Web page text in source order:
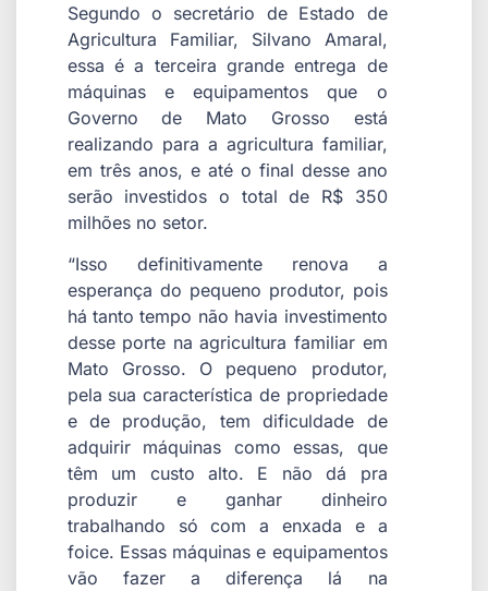
Segundo o secretário de Estado de
Agricultura Familiar, Silvano Amaral,
essa é a terceira grande entrega de
máquinas e equipamentos que o
Governo de Mato Grosso está
realizando para a agricultura familiar,
em três anos, e até o final desse ano
serão investidos o total de R$ 350
milhões no setor.
“Isso definitivamente renova a
esperança do pequeno produtor, pois
há tanto tempo não havia investimento
desse porte na agricultura familiar em
Mato Grosso. O pequeno produtor,
pela sua característica de propriedade
e de produção, tem dificuldade de
adquirir máquinas como essas, que
têm um custo alto. E não dá pra
produzir e ganhar dinheiro
trabalhando só com a enxada e a
foice. Essas máquinas e equipamentos
vão fazer a diferença lá na